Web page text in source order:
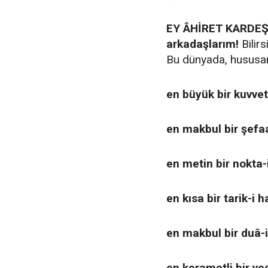
EY ÂHİRET
arkadaşlarım!
Bu dünyada,
en büyük bir
en makbul bir
en metin bir
en kısa bir tarik-i
en makbul bir